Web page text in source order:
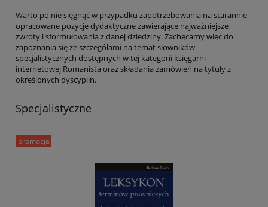
Warto po nie sięgnąć w przypadku zapotrzebowania na starannie
opracowane pozycje dydaktyczne zawierające najważniejsze
zwroty i sformułowania z danej dziedziny. Zachęcamy więc do
zapoznania się ze szczegółami na temat słowników
specjalistycznych dostępnych w tej kategorii księgarni
internetowej Romanista oraz składania zamówień na tytuły z
określonych dyscyplin.
Specjalistyczne
promocja